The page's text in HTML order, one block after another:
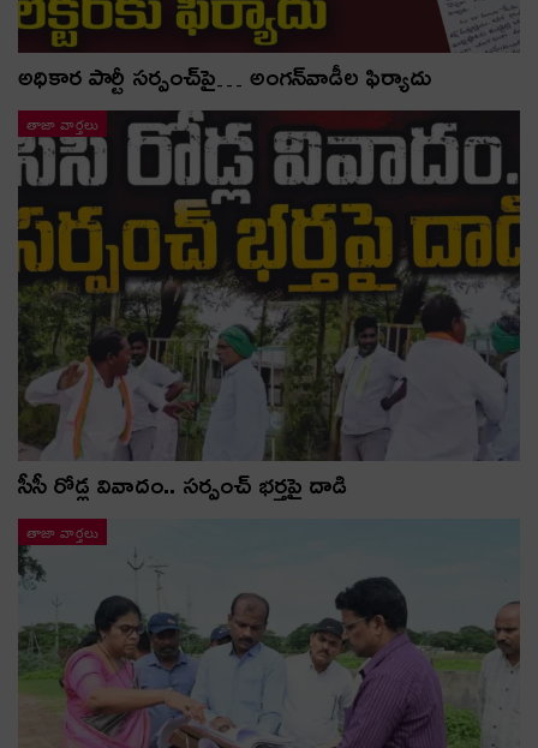
అధికార పార్టీ స‌ర్పంచ్‌పై… అంగ‌న్‌వాడీల ఫిర్యాదు
తాజా వార్తలు
సీసీ రోడ్ల వివాదం.. స‌ర్పంచ్ భ‌ర్త‌పై దాడి
తాజా వార్తలు